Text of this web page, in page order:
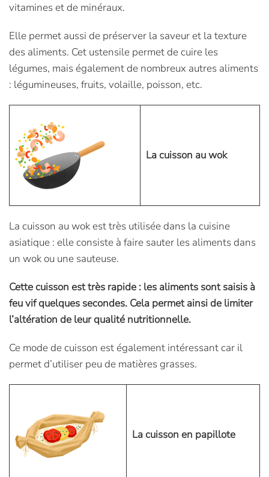
vitamines et de minéraux.
Elle permet aussi de préserver la saveur et la texture
des aliments. Cet ustensile permet de cuire les
légumes, mais également de nombreux autres aliments
: légumineuses, fruits, volaille, poisson, etc.
La cuisson au wok
La cuisson au wok est très utilisée dans la cuisine
asiatique : elle consiste à faire sauter les aliments dans
un wok ou une sauteuse.
Cette cuisson est très rapide : les aliments sont saisis à
feu vif quelques secondes. Cela permet ainsi de limiter
l’altération de leur qualité nutritionnelle.
Ce mode de cuisson est également intéressant car il
permet d’utiliser peu de matières grasses.
La cuisson en papillote